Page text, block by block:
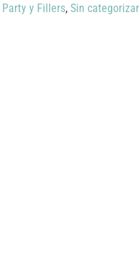
Party y Fillers, Sin categorizar